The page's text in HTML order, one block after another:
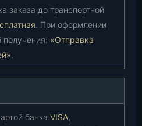
заказа до транспортной
. При оформлении
получения: «Отправка
.
банка VISA,